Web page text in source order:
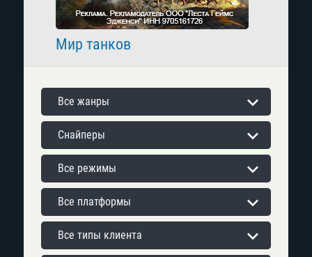
Мир танков
Все жанры
Снайперы
Все режимы
Все платформы
Все типы клиента